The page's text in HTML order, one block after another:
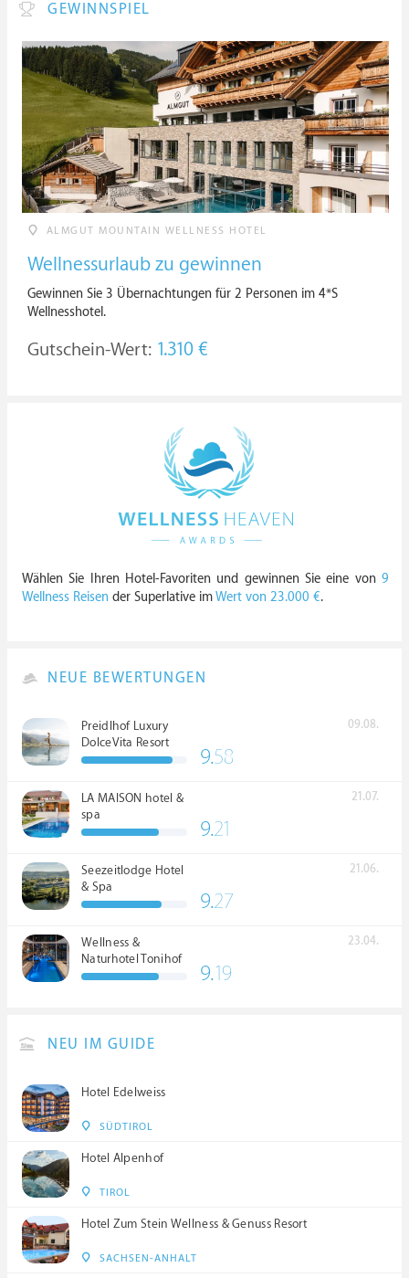
GEWINNSPIEL
ALMGUT MOUNTAIN WELLNESS HOTEL
Wellnessurlaub zu gewinnen
Gewinnen Sie 3 Übernachtungen für 2 Personen im 4*S
Wellnesshotel.
Gutschein-Wert: 1.310 €
Wählen Sie Ihren Hotel-Favoriten und gewinnen Sie eine von 9
Wellness Reisen der Superlative imWert von 23.000 €.
NEUE BEWERTUNGEN
Preidlhof Luxury
DolceVita Resort
*****
09.08.
9.58
LA MAISON hotel &
spa
21.07.
9.21
Seezeitlodge Hotel
& Spa
21.06.
9.27
Wellness &
Naturhotel Tonihof
****S
23.04.
9.19
NEU IM GUIDE
Hotel Edelweiss
SÜDTIROL
Hotel Alpenhof
TIROL
Hotel Zum Stein Wellness & Genuss Resort
SACHSEN-ANHALT